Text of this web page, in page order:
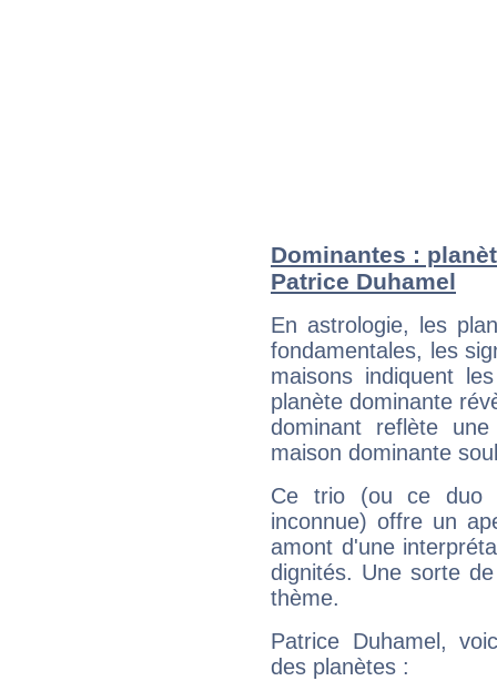
Dominantes :
Patrice Duhamel
En astrologie, les
fondamentales, les
maisons indiquent
planète dominante
dominant reflète
maison dominante
Ce trio (ou ce duo
inconnue) offre un
amont d'une
dignités. Une sorte
thème.
Patrice Duhamel,
des planètes :